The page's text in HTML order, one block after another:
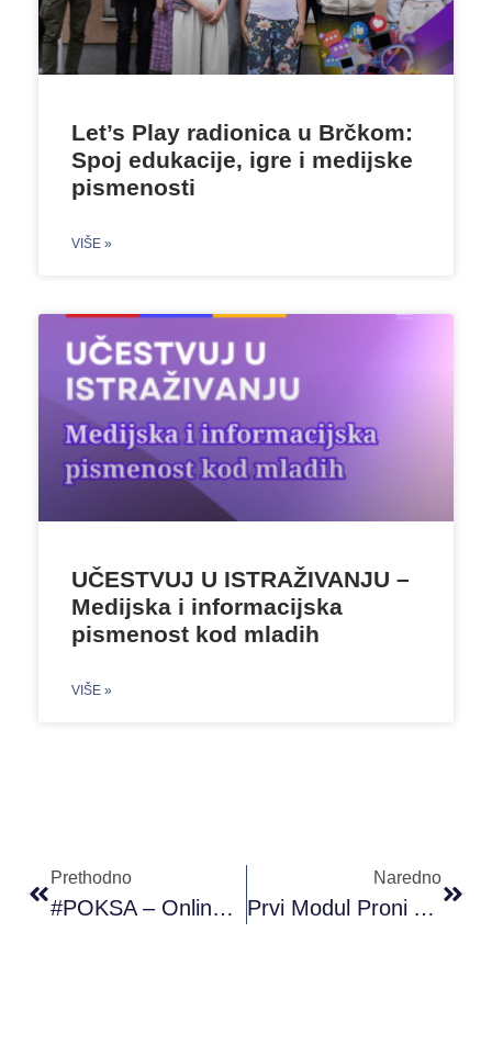
Let’s Play radionica u Brčkom:
Spoj edukacije, igre i medijske
pismenosti
VIŠE »
UČESTVUJ U ISTRAŽIVANJU –
Medijska i informacijska
pismenost kod mladih
VIŠE »
Prethodno
#POKSA – Online Sastanak Sa Volonterima
Naredno
Prvi Modul Proni Akademije Omladinskog Rada (PAOR) B+ Nivoa